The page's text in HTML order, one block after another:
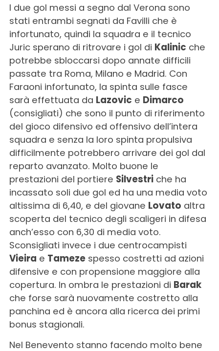
I due gol messi a segno dal Verona sono
stati entrambi segnati da Favilli che è
infortunato, quindi la squadra e il tecnico
Juric sperano di ritrovare i gol di Kalinic che
potrebbe sbloccarsi dopo annate difficili
passate tra Roma, Milano e Madrid. Con
Faraoni infortunato, la spinta sulle fasce
sarà effettuata da Lazovic e Dimarco
(consigliati) che sono il punto di riferimento
del gioco difensivo ed offensivo dell’intera
squadra e senza la loro spinta propulsiva
difficilmente potrebbero arrivare dei gol dal
reparto avanzato. Molto buone le
prestazioni del portiere Silvestriche ha
incassato soli due gol ed ha una media voto
altissima di 6,40, e del giovane Lovato altra
scoperta del tecnico degli scaligeri in difesa
anch’esso con 6,30 di media voto.
Sconsigliati invece i due centrocampisti
Vieira e Tamezespesso costretti ad azioni
difensive e con propensione maggiore alla
copertura. In ombra le prestazioni di Barak
che forse sarà nuovamente costretto alla
panchina ed è ancora alla ricerca dei primi
bonus stagionali.
Nel Benevento stanno facendo molto bene